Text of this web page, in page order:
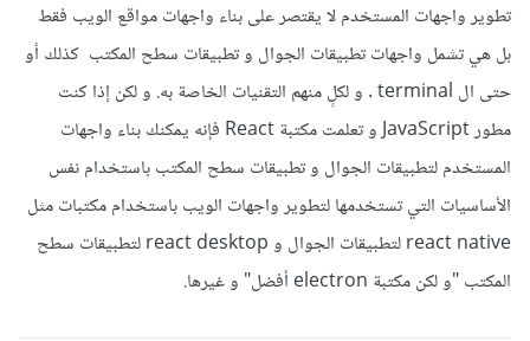
تطوير واجهات المستخدم لا يقتصر على بناء واجهات مواقع الويب فقط
بل هي تشمل واجهات تطبيقات الجوال و تطبيقات سطح المكتب كذلك أو
حتى ال terminal . و لكلٍ منهم التقنيات الخاصة به. و لكن إذا كنت
مطور JavaScript و تعلمت مكتبة React فإنه يمكنك بناء واجهات
المستخدم لتطبيقات الجوال و تطبيقات سطح المكتب باستخدام نفس
الأساسيات التي تستخدمها لتطوير واجهات الويب باستخدام مكتبات مثل
react native لتطبيقات الجوال و react desktop لتطبيقات سطح
المكتب "و لكن مكتبة electron أفضل" و غيرها.